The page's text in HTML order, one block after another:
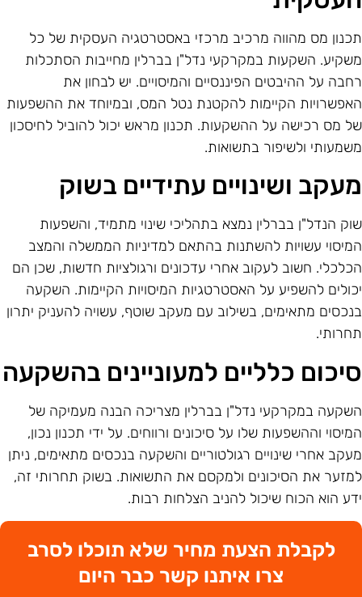
מס מהווה מרכיב מרכזי באסטרטגיה העסקית של כל
השקעות במקרקעי נדל"ן בברלין מחייבות הסתכלות
על ההיבטים הפיננסיים והמיסויים. יש לבחון את
הקיימות להקטנת נטל המס, ובמיוחד את ההשפעות
מס רכישה על ההשקעות. תכנון מראש יכול להוביל לחיסכון
ולשיפור בתשואות.
ושינויים עתידיים בשוק
הנדל"ן בברלין נמצא בתהליכי שינוי מתמיד, והשפעות
עשויות להשתנות בהתאם למדיניות הממשלה והמצב
חשוב לעקוב אחרי עדכונים ורגולציות חדשות, שכן הם
להשפיע על האסטרטגיות המיסויות הקיימות. השקעה
מתאימים, בשילוב עם מעקב שוטף, עשויה להעניק יתרון
כלליים למעוניינים בהשקעה
במקרקעי נדל"ן בברלין מצריכה הבנה מעמיקה של
וההשפעות שלו על סיכונים ורווחים. על ידי תכנון נכון,
אחרי שינויים רגולטוריים והשקעה בנכסים מתאימים, ניתן
את הסיכונים ולמקסם את התשואות. בשוק תחרותי זה,
הוא הכוח שיכול להניב הצלחות רבות.
לקבלת הצעת מחיר שלא תוכלו לסרב
צרו איתנו קשר כבר היום